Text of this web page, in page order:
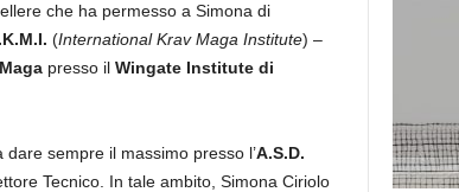
che ha permesso a Simona di
(International Krav Maga Institute) –
presso il Wingate Institute di
sempre il massimo presso l’A.S.D.
Tecnico. In tale ambito, Simona Ciriolo